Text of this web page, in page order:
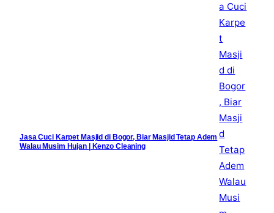
Jasa Cuci Karpet Masjid di Bogor, Biar Masjid Tetap Adem
Walau Musim Hujan | Kenzo Cleaning